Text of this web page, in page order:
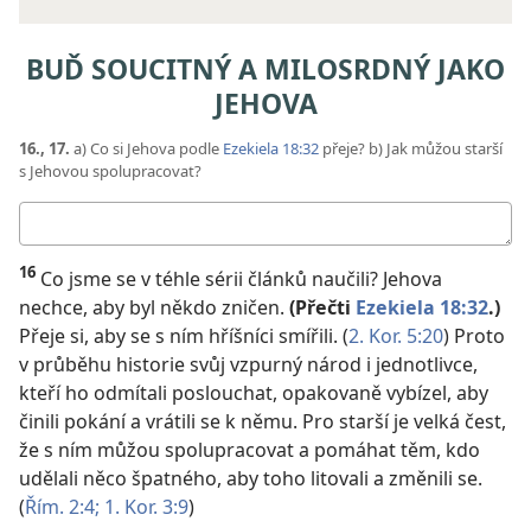
BUĎ SOUCITNÝ A MILOSRDNÝ JAKO
JEHOVA
16., 17. a) Co si Jehova podle Ezekiela 18:32 přeje? b) Jak můžou starší
s Jehovou spolupracovat?
odpovědi
16 Co jsme se v téhle sérii článků naučili? Jehova
nechce, aby byl někdo zničen. (Přečti Ezekiela 18:32.)
Přeje si, aby se s ním hříšníci smířili. (2. Kor. 5:20) Proto
v průběhu historie svůj vzpurný národ i jednotlivce,
kteří ho odmítali poslouchat, opakovaně vybízel, aby
činili pokání a vrátili se k němu. Pro starší je velká čest,
že s ním můžou spolupracovat a pomáhat těm, kdo
udělali něco špatného, aby toho litovali a změnili se.
(Řím. 2:4; 1. Kor. 3:9)